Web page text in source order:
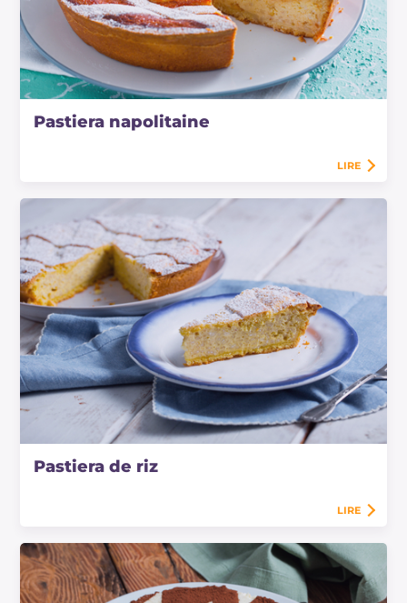
Pastiera napolitaine
LIRE
Pastiera de riz
LIRE